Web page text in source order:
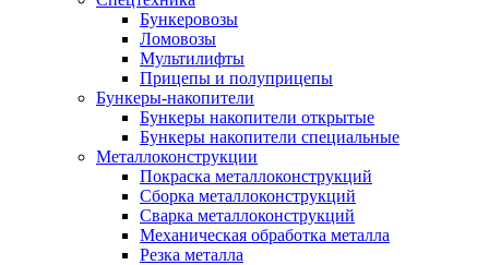
Бункеровозы
Ломовозы
Мультилифты
Прицепы и полуприцепы
Бункеры-накопители
Бункеры накопители открытые
Бункеры накопители специальные
Металлоконструкции
Покраска металлоконструкций
Сборка металлоконструкций
Сварка металлоконструкций
Механическая обработка металла
Резка металла